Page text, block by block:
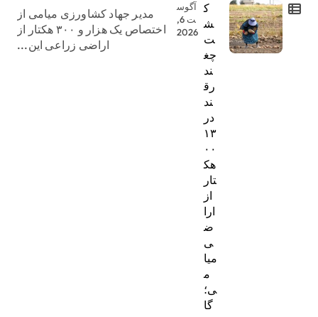
ک
ش
ت
چغ
ند
رق
ند
در
۱۳
۰۰
هک
تار
از
ارا
ض
ی
میا
م
ی؛
گا
آگوس
ت 6,
2026
مدیر جهاد کشاورزی میامی از
اختصاص یک هزار و ۳۰۰ هکتار از
اراضی زراعی این...